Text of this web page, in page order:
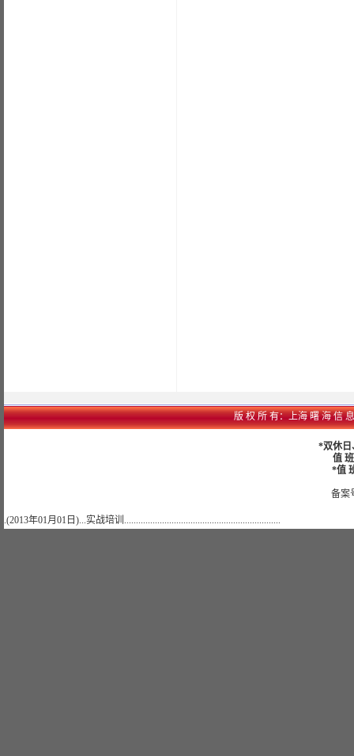
版 权 所 有：上海 曙 海 信
*双休日
值
*值
备案
.(2013年01月01日)...实战培训..................................................................